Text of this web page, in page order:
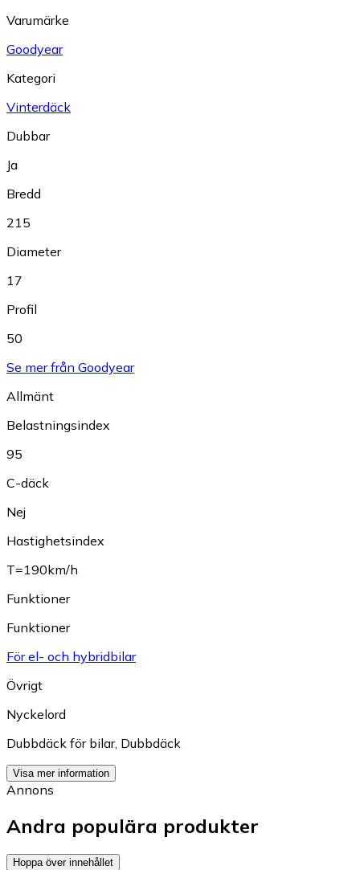
Varumärke
Goodyear
Kategori
Vinterdäck
Dubbar
Ja
Bredd
215
Diameter
17
Profil
50
Se mer från Goodyear
Allmänt
Belastningsindex
95
C-däck
Nej
Hastighetsindex
T=190km/h
Funktioner
Funktioner
För el- och hybridbilar
Övrigt
Nyckelord
Dubbdäck för bilar, Dubbdäck
Visa mer information
Annons
Andra populära produkter
Hoppa över innehållet